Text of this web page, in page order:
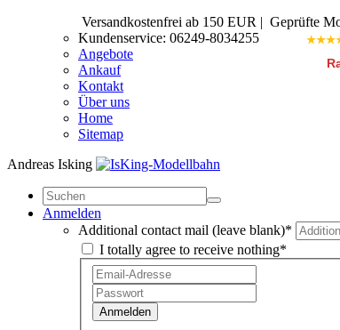
Versandkostenfrei ab 150 EUR | Geprüfte
Kundenservice: 06249-8034255
Angebote
Ankauf
Kontakt
Über uns
Home
Sitemap
Andreas Isking
Anmelden
Additional contact mail (leave blank)*
I totally agree to receive nothing*
Anmelden